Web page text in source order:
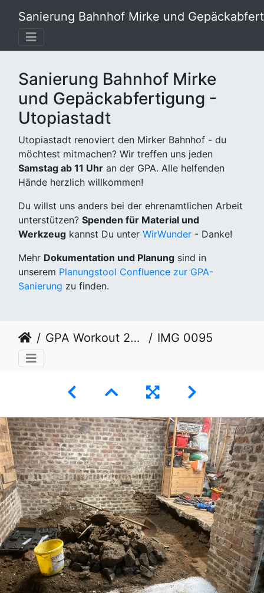
Sanierung Bahnhof Mirke und
Sanierung Bahnhof Mirke
und Gepäckabfertigung -
Utopiastadt
Utopiastadt renoviert den Mirker Bahnhof - du
möchtest mitmachen? Wir treffen uns jeden
Samstag ab 11 Uhr an der GPA. Alle helfenden
Hände herzlich willkommen!
Du willst uns anders bei der ehrenamtlichen Arbeit
unterstützen? Spenden für Material und
Werkzeug kannst Du unter WirWunder - Danke!
Mehr Dokumentation und Planung sind in
unserem Planungstool Confluence zur GPA-
Sanierung zu finden.
GPA Workout 2024 KW 10 IMG 0095